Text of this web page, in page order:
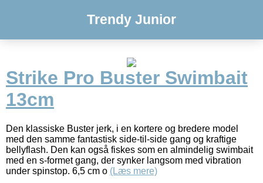
Trendy Junior
Strike Pro Buster Swimbait
13cm
Den klassiske Buster jerk, i en kortere og bredere model
med den samme fantastisk side-til-side gang og kraftige
bellyflash. Den kan også fiskes som en almindelig swimbait
med en s-formet gang, der synker langsom med vibration
under spinstop. 6,5 cm o (Læs mere)